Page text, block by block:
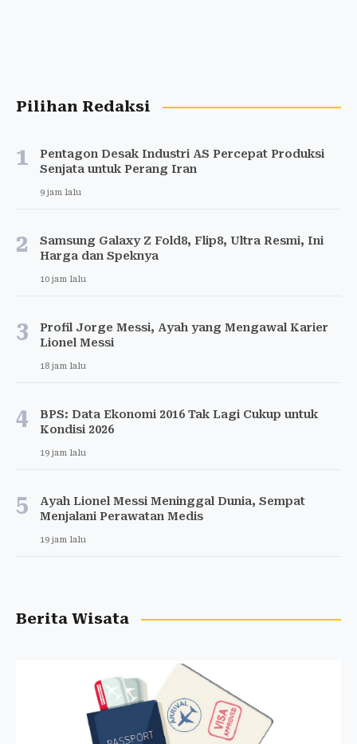
Pilihan Redaksi
1
Pentagon Desak Industri AS Percepat Produksi
Senjata untuk Perang Iran
9 jam lalu
2
Samsung Galaxy Z Fold8, Flip8, Ultra Resmi, Ini
Harga dan Speknya
10 jam lalu
3
Profil Jorge Messi, Ayah yang Mengawal Karier
Lionel Messi
18 jam lalu
4
BPS: Data Ekonomi 2016 Tak Lagi Cukup untuk
Kondisi 2026
19 jam lalu
5
Ayah Lionel Messi Meninggal Dunia, Sempat
Menjalani Perawatan Medis
19 jam lalu
Berita Wisata